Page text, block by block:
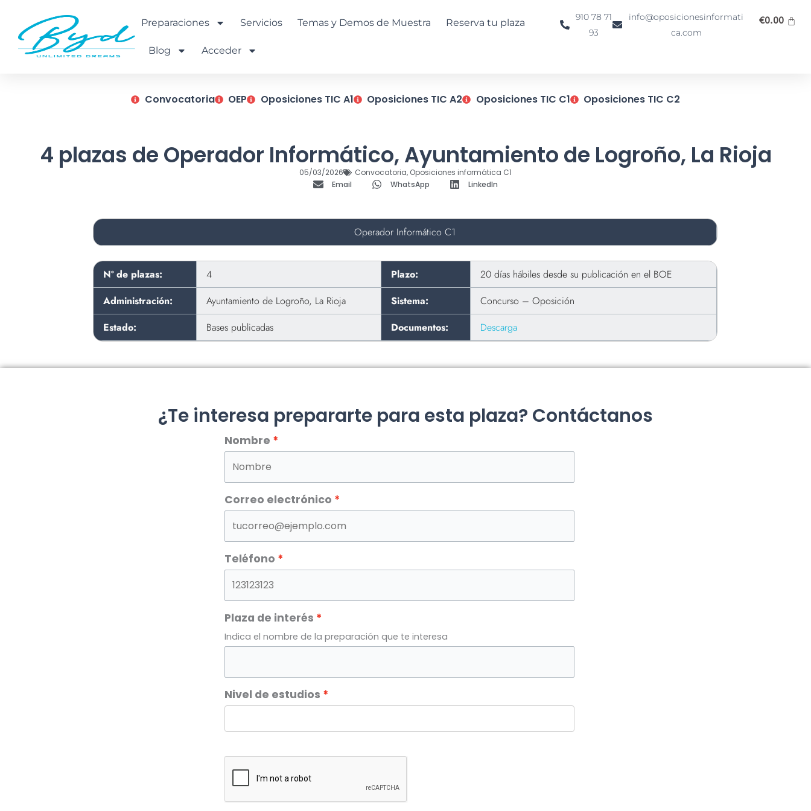
contenido
Preparaciones Servicios Temas y Demos de Muestra Reserva tu plaza
Blog Acceder
910 78 71
93
info@oposicionesinformati
ca.com
€0.00
Convocatoria OEP Oposiciones TIC A1 Oposiciones TIC A2 Oposiciones TIC C1 Oposiciones TIC C2
4 plazas de Operador Informático, Ayuntamiento de Logroño, La Rioja
05/03/2026 Convocatoria, Oposiciones informática C1
Email
WhatsApp LinkedIn
Operador Informático C1
Nº de plazas: 4 Plazo:
20 días hábiles desde su publicación en el BOE
Administración:
Ayuntamiento de Logroño, La Rioja Sistema:
Concurso – Oposición
Estado:
Bases publicadas Documentos: Descarga
¿Te interesa prepararte para esta plaza? Contáctanos
Nombre
Correo electrónico
Teléfono
Plaza de interés
Indica el nombre de la preparación que te interesa
Nivel de estudios